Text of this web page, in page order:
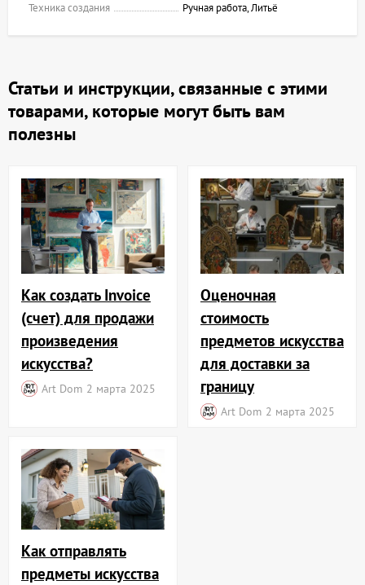
Техника создания
Ручная работа, Литьё
Статьи и инструкции, связанные с этими
товарами, которые могут быть вам
полезны
Как создать Invoice
(счет) для продажи
произведения
искусства?
Art Dom 2 марта 2025
Оценочная
стоимость
предметов искусства
для доставки за
границу
Art Dom 2 марта 2025
Как отправлять
предметы искусства